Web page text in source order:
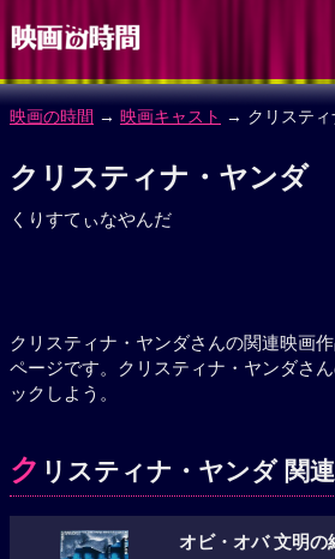
映画の時間 → 映画キャスト → クリスティ
クリスティナ・ヤンダ
くりすてぃなやんだ
クリスティナ・ヤンダさんの関連映画
ページです。クリスティナ・ヤンダさ
ックしよう。
ク リスティナ・ヤンダ 関
オビ・オバ 文明の